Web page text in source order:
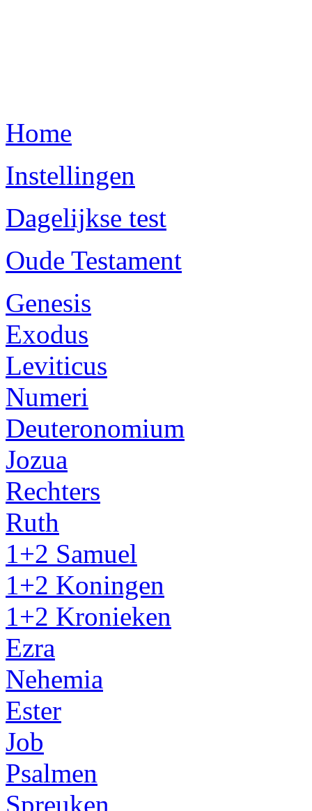
Home
Instellingen
Dagelijkse test
Oude Testament
Genesis
Exodus
Leviticus
Numeri
Deuteronomium
Jozua
Rechters
Ruth
1+2 Samuel
1+2 Koningen
1+2 Kronieken
Ezra
Nehemia
Ester
Job
Psalmen
Spreuken